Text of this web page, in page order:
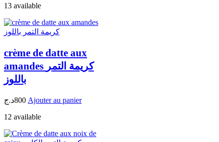
13 available
crème de datte aux
amandes كريمة التمر
باللوز
800د.ج
Ajouter au panier
12 available